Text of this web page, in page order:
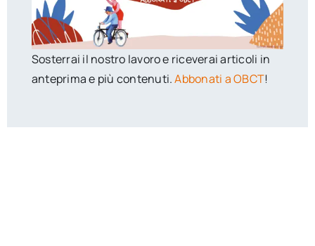
Sosterrai il nostro lavoro e riceverai articoli in
anteprima e più contenuti.Abbonati a OBCT!